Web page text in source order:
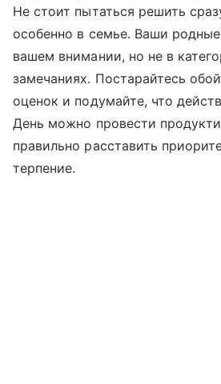
Не стоит пытаться решить
особенно в семье. Ваши
вашем внимании, но не в
замечаниях. Постарайтесь
оценок и подумайте, что
День можно провести
правильно расставить
терпение.